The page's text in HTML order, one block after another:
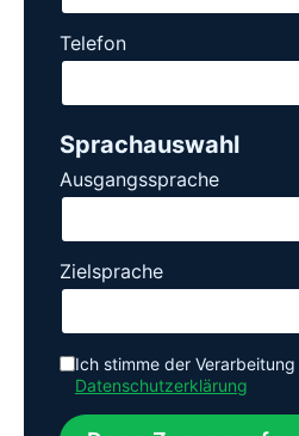
Telefon
Sprachauswahl
Ausgangssprache
Zielsprache
Ich stimme der
Datenschutzerklärung